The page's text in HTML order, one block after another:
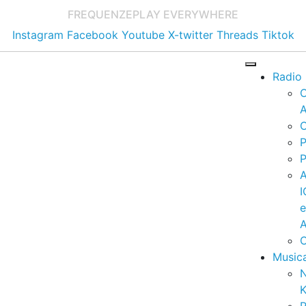
FREQUENZEPLAY EVERYWHERE
Instagram Facebook Youtube X-twitter Threads Tiktok
Radio
e